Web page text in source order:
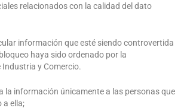
relacionados con la calidad del dato
información que esté siendo controvertida
haya sido ordenado por la
y Comercio.
la información únicamente a las personas que
a ella;